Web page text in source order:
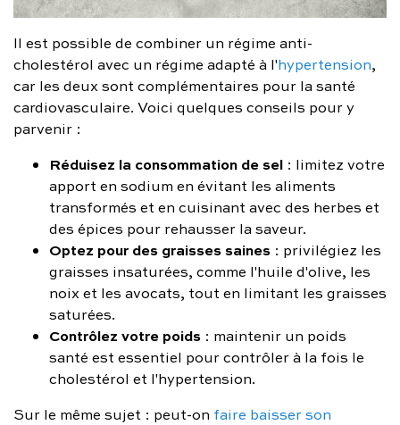
Il est possible de combiner un régime anti-
cholestérol avec un régime adapté à l'hypertension,
car les deux sont complémentaires pour la santé
cardiovasculaire. Voici quelques conseils pour y
parvenir :
Réduisez la consommation de sel : limitez votre
apport en sodium en évitant les aliments
transformés et en cuisinant avec des herbes et
des épices pour rehausser la saveur.
Optez pour des graisses saines : privilégiez les
graisses insaturées, comme l'huile d'olive, les
noix et les avocats, tout en limitant les graisses
saturées.
Contrôlez votre poids : maintenir un poids
santé est essentiel pour contrôler à la fois le
cholestérol et l'hypertension.
Sur le même sujet : peut-on faire baisser son